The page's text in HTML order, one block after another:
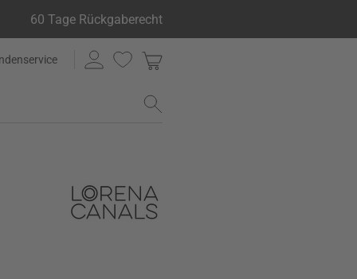
60 Tage Rückgaberecht